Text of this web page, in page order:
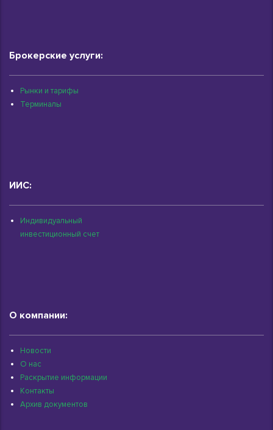
Брокерские услуги:
Рынки и тарифы
Терминалы
ИИС:
Индивидуальный
инвестиционный счет
О компании:
Новости
О нас
Раскрытие информации
Контакты
Архив документов